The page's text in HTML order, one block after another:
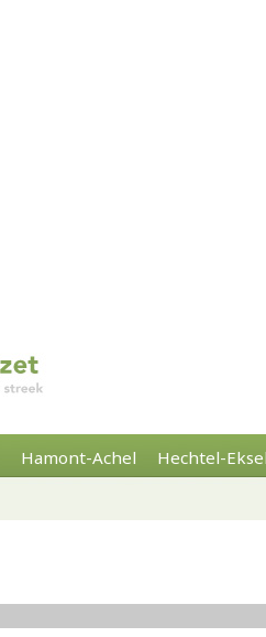
Hamont-Achel Hechtel-